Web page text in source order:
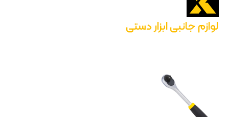
لوازم جانبی ابزار دستی